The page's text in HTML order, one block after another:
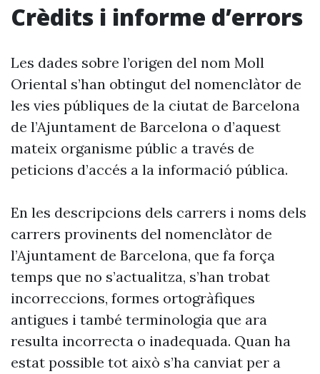
Crèdits i informe d’errors
Les dades sobre l’origen del nom Moll
Oriental s’han obtingut del nomenclàtor de
les vies públiques de la ciutat de Barcelona
de l’Ajuntament de Barcelona o d’aquest
mateix organisme públic a través de
peticions d’accés a la informació pública.
En les descripcions dels carrers i noms dels
carrers provinents del nomenclàtor de
l’Ajuntament de Barcelona, que fa força
temps que no s’actualitza, s’han trobat
incorreccions, formes ortogràfiques
antigues i també terminologia que ara
resulta incorrecta o inadequada. Quan ha
estat possible tot això s’ha canviat per a